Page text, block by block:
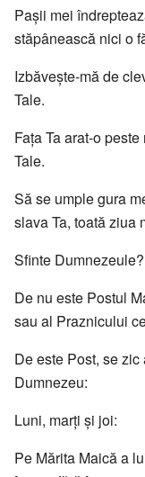
Paşii mei
stăpânească nici o
Izbăveşte-mă de
Tale.
Faţa Ta arat-o
Tale.
Să se umple gura
slava Ta, toată ziua
Sfinte
De nu este Postul
sau al Praznicului
De este Post, se
Dumnezeu:
Luni, marţi şi joi:
Pe Mărita Maică a